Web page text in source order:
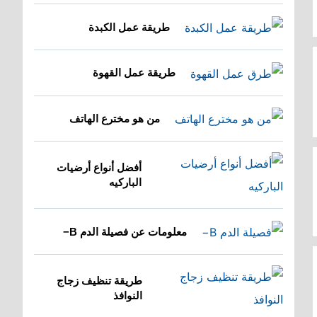
طريقة عمل الكبدة
طريقة عمل القهوة
من هو مخترع الهاتف
أفضل أنواع أرضيات
الباركيه
معلومات عن فصيلة الدم B−
طريقة تنظيف زجاج
النوافذ